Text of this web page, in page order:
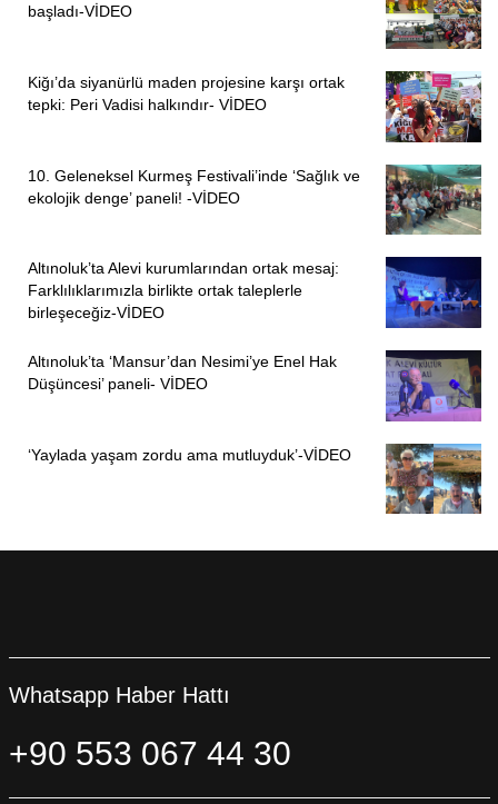
başladı-VİDEO
Kiğı’da siyanürlü maden projesine karşı ortak
tepki: Peri Vadisi halkındır- VİDEO
10. Geleneksel Kurmeş Festivali’inde ‘Sağlık ve
ekolojik denge’ paneli! -VİDEO
Altınoluk’ta Alevi kurumlarından ortak mesaj:
Farklılıklarımızla birlikte ortak taleplerle
birleşeceğiz-VİDEO
Altınoluk’ta ‘Mansur’dan Nesimi’ye Enel Hak
Düşüncesi’ paneli- VİDEO
‘Yaylada yaşam zordu ama mutluyduk’-VİDEO
Whatsapp Haber Hattı
+90 553 067 44 30